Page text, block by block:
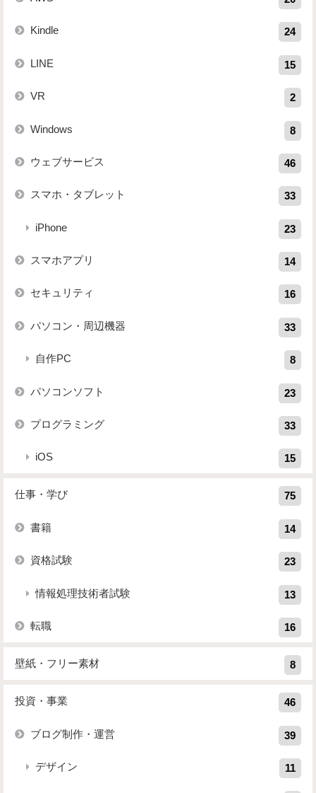
Kindle 24
LINE 15
VR 2
Windows 8
ウェブサービス 46
スマホ・タブレット 33
iPhone 23
スマホアプリ 14
セキュリティ 16
パソコン・周辺機器 33
自作PC 8
パソコンソフト 23
プログラミング 33
iOS 15
仕事・学び 75
書籍 14
資格試験 23
情報処理技術者試験 13
転職 16
壁紙・フリー素材 8
投資・事業 46
ブログ制作・運営 39
デザイン 11